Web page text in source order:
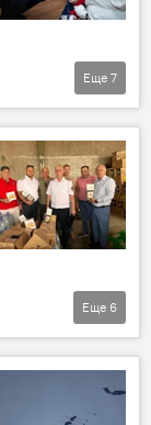
Азербайджанская национальная культурная автономия Новосибирска
Еще 7
Еще 6